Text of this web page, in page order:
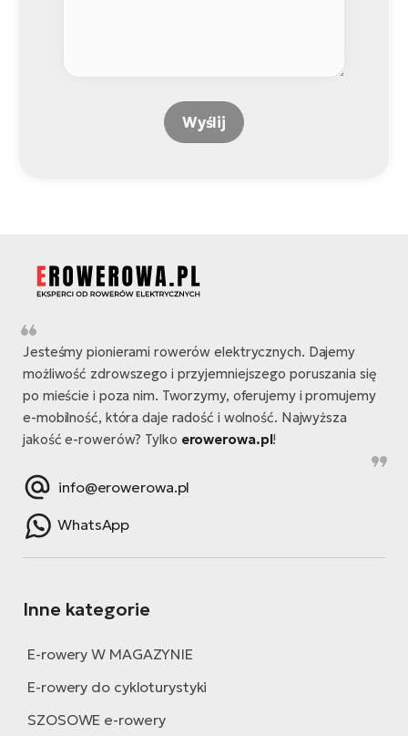
Wyślij
Jesteśmy pionierami rowerów elektrycznych. Dajemy
możliwość zdrowszego i przyjemniejszego poruszania się
po mieście i poza nim. Tworzymy, oferujemy i promujemy
e-mobilność, która daje radość i wolność. Najwyższa
jakość e-rowerów? Tylko erowerowa.pl!
info@erowerowa.pl
WhatsApp
Inne kategorie
E-rowery W MAGAZYNIE
E-rowery do cykloturystyki
SZOSOWE e-rowery